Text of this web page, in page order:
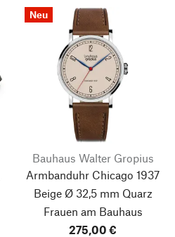
Neu
Bauhaus Walter Gropius
Armbanduhr Chicago 1937
Beige Ø 32,5 mm Quarz
Frauen am Bauhaus
275,00 €